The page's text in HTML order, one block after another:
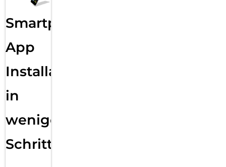
Smartphone
App
Installation
in
wenigen
Schritten